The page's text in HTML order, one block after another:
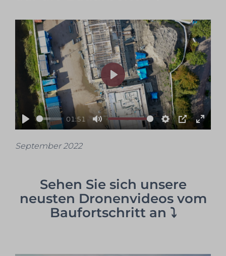
Play
01:51
Mute Settings
PIP Enter
Play
September 2022
Sehen Sie sich unsere
neusten Dronenvideos vom
Baufortschritt an ⤵